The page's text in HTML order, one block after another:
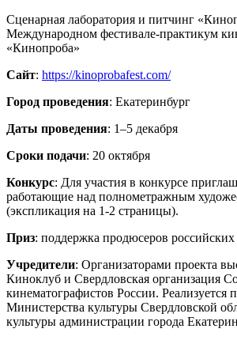
Сценарная лаборатория и питчинг
Международном фестивале-практикум
«Кинопроба»
Сайт: https://kinoprobafest.com/
Город проведения: Екатеринбург
Даты проведения: 1–5 декабря
Сроки подачи: 20 октября
Конкурс: Для участия в конкурсе
работающие над полнометражным
(экспликация на 1-2 страницы).
Приз: поддержка продюсеров
Учредители: Организаторами проекта
Киноклуб и Свердловская организация
кинематографистов России. Реализуется
Министерства культуры Свердловской
культуры администрации города